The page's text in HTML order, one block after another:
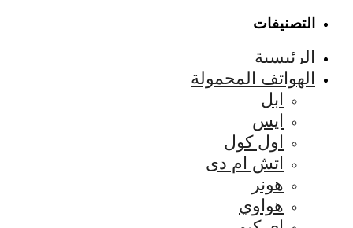
التصنيفات
الرئيسية
الهواتف المحمولة
ابل
ايس
اول كول
اتش ام دى
هونر
هواوي